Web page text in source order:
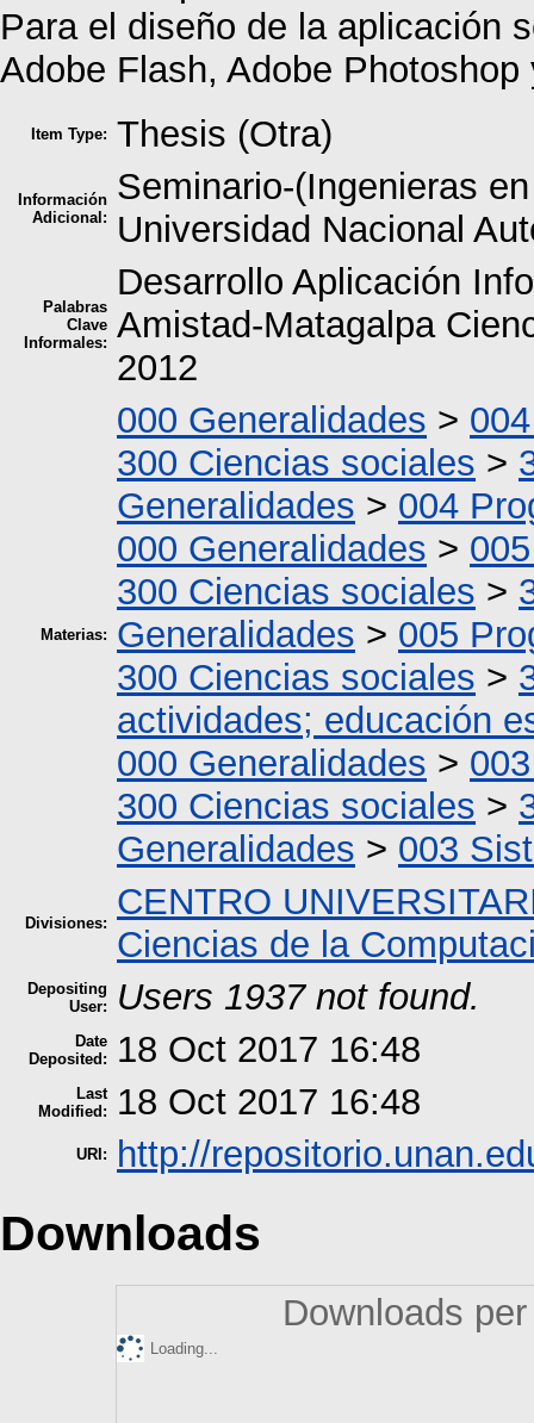
Para el diseño de la aplicación
Adobe Flash, Adobe Photoshop
Item Type: Thesis (Otra)
Información
Adicional:
Seminario-(Ingenieras
Universidad Nacional
Palabras
Clave
Informales:
Desarrollo Aplicación
Amistad-Matagalpa
2012
Materias:
000 Generalidades >
300 Ciencias sociales >
Generalidades > 004
000 Generalidades >
300 Ciencias sociales >
Generalidades > 005
300 Ciencias sociales >
actividades; educación
000 Generalidades >
300 Ciencias sociales >
Generalidades > 003
Divisiones:
CENTRO
Ciencias de la
Depositing
User:
Users 1937 not found.
Date
Deposited:
18 Oct 2017 16:48
Last
Modified:
18 Oct 2017 16:48
URI: http://
Downloads
Downloads
Loading...